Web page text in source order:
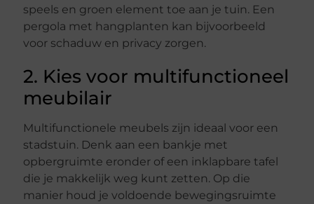
speels en groen element toe aan je tuin. Een
pergola met hangplanten kan bijvoorbeeld
voor schaduw en privacy zorgen.
2. Kies voor multifunctioneel
meubilair
Multifunctionele meubels zijn ideaal voor een
stadstuin. Denk aan een bankje met
opbergruimte eronder of een inklapbare tafel
die je makkelijk weg kunt zetten. Op die
manier houd je voldoende bewegingsruimte